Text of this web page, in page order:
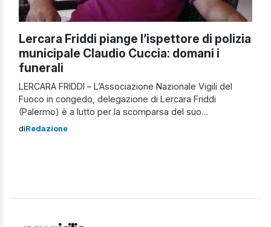
Lercara Friddi piange l’ispettore di polizia
municipale Claudio Cuccia: domani i
funerali
LERCARA FRIDDI – L’Associazione Nazionale Vigili del
Fuoco in congedo, delegazione di Lercara Friddi
(Palermo) è a lutto per la scomparsa del suo
componente Claudio Cuccia, 59 anni. “Claudio, il cui
diRedazione